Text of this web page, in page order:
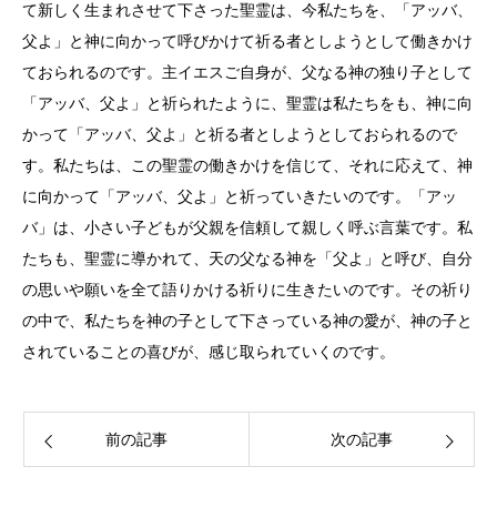
て新しく生まれさせて下さった聖霊は、今私たちを、「アッバ、
父よ」と神に向かって呼びかけて祈る者としようとして働きかけ
ておられるのです。主イエスご自身が、父なる神の独り子として
「アッバ、父よ」と祈られたように、聖霊は私たちをも、神に向
かって「アッバ、父よ」と祈る者としようとしておられるので
す。私たちは、この聖霊の働きかけを信じて、それに応えて、神
に向かって「アッバ、父よ」と祈っていきたいのです。「アッ
バ」は、小さい子どもが父親を信頼して親しく呼ぶ言葉です。私
たちも、聖霊に導かれて、天の父なる神を「父よ」と呼び、自分
の思いや願いを全て語りかける祈りに生きたいのです。その祈り
の中で、私たちを神の子として下さっている神の愛が、神の子と
されていることの喜びが、感じ取られていくのです。
前の記事 次の記事